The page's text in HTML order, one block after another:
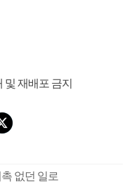
및 재배포 금지
없던 일로